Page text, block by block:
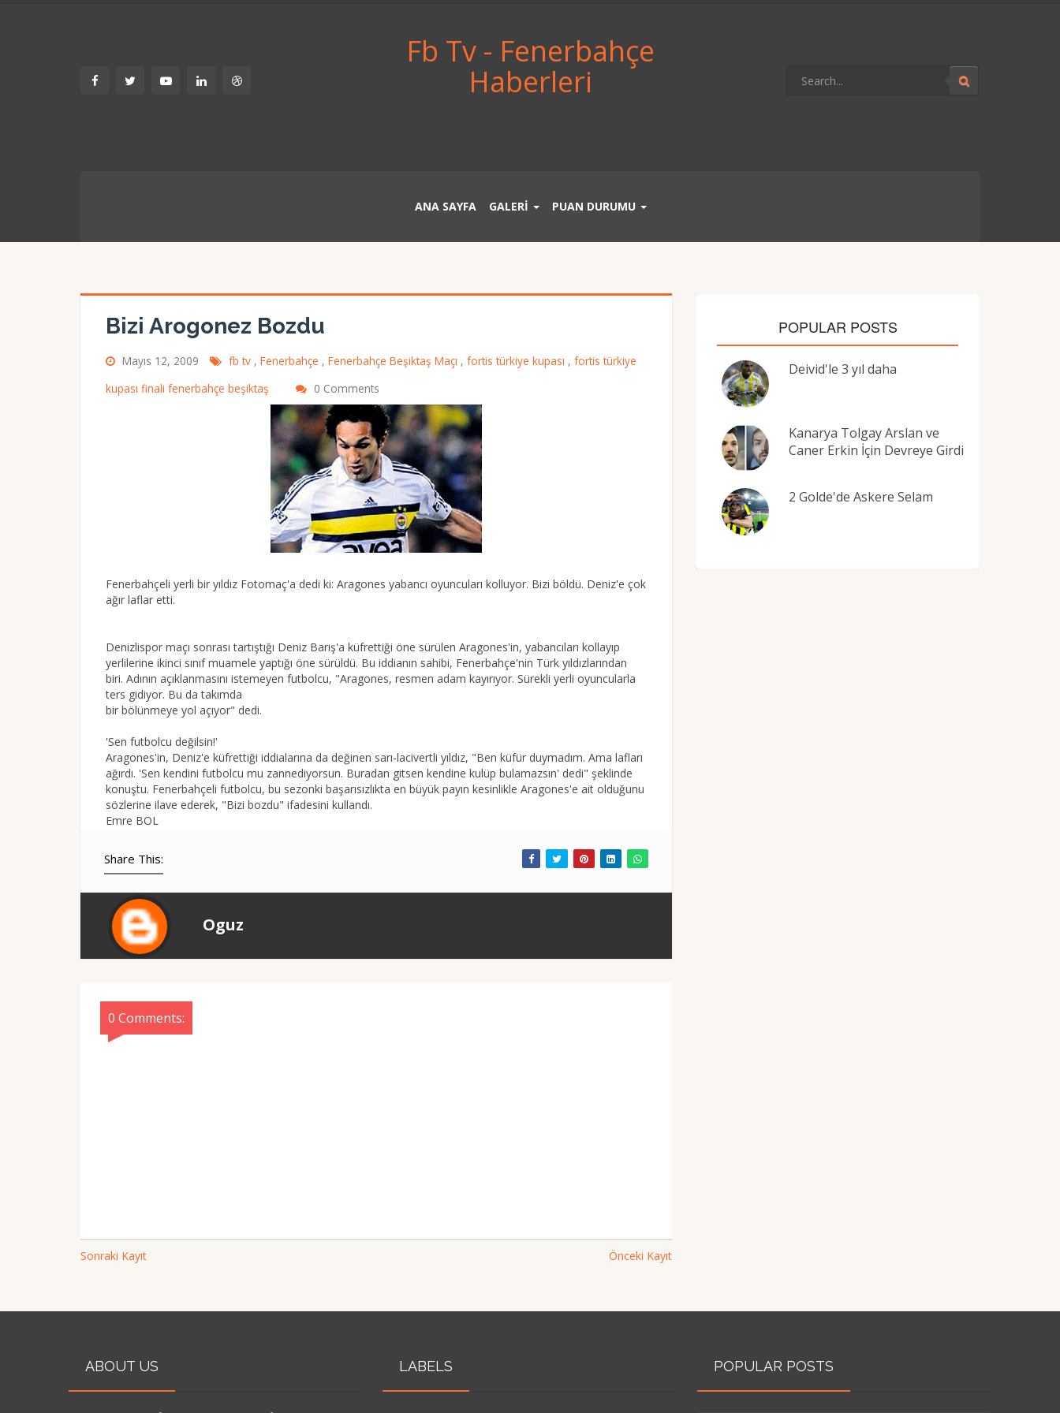
Fb Tv - Fenerbahçe
Haberleri
ANA SAYFA GALERİ PUAN DURUMU
Bizi Arogonez Bozdu
Mayıs 12, 2009 fb tv , Fenerbahçe , Fenerbahçe Beşiktaş Maçı , fortis türkiye kupası , fortis türkiye
kupası finali fenerbahçe beşiktaş
0 Comments
Fenerbahçeli yerli bir yıldız Fotomaç'a dedi ki: Aragones yabancı oyuncuları kolluyor. Bizi böldü. Deniz'e çok
ağır laflar etti.
Denizlispor maçı sonrası tartıştığı Deniz Barış'a küfrettiği öne sürülen Aragones'in, yabancıları kollayıp
yerlilerine ikinci sınıf muamele yaptığı öne sürüldü. Bu iddianın sahibi, Fenerbahçe'nin Türk yıldızlarından
biri. Adının açıklanmasını istemeyen futbolcu, "Aragones, resmen adam kayırıyor. Sürekli yerli oyuncularla
ters gidiyor. Bu da takımda
bir bölünmeye yol açıyor" dedi.
'Sen futbolcu değilsin!'
Aragones'in, Deniz'e küfrettiği iddialarına da değinen sarı-lacivertli yıldız, "Ben küfür duymadım. Ama lafları
ağırdı. 'Sen kendini futbolcu mu zannediyorsun. Buradan gitsen kendine kulüp bulamazsın' dedi" şeklinde
konuştu. Fenerbahçeli futbolcu, bu sezonki başarısızlıkta en büyük payın kesinlikle Aragones'e ait olduğunu
sözlerine ilave ederek, "Bizi bozdu" ifadesini kullandı.
Emre BOL
Share This:
Oguz
0 Comments:
Sonraki Kayıt Önceki Kayıt
POPULAR POSTS
Deivid'le 3 yıl daha
Kanarya Tolgay Arslan ve
Caner Erkin İçin Devreye Girdi
2 Golde'de Askere Selam
ABOUT US LABELS POPULAR POSTS